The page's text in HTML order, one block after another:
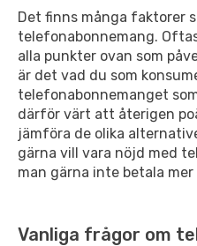
Det finns många faktorer
telefonabonnemang.
alla punkter ovan som
är det vad du som
telefonabonnemanget
därför värt att återigen
jämföra de olika
gärna vill vara nöjd med
man gärna inte betala
Vanliga frågor om